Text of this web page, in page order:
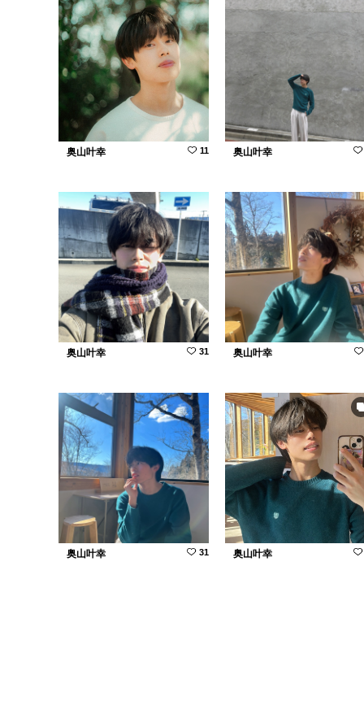
奥山叶幸 11 奥山叶幸
奥山叶幸 31 奥山叶幸
奥山叶幸 31 奥山叶幸